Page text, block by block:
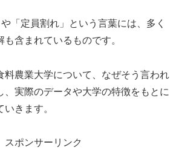
「定員割れ」という言葉には、多く
含まれているものです。
料農業大学について、なぜそう言われ
、実際のデータや大学の特徴をもとに
きます。
スポンサーリンク